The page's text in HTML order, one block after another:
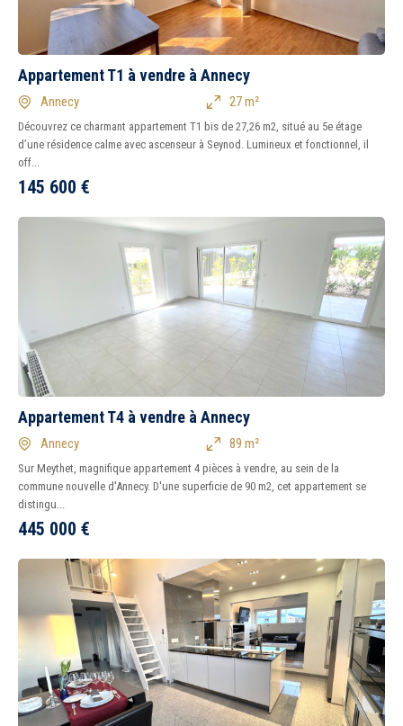
3 4 5 6
10 km
Appartement T1 à vendre à Annecy
Annecy 27 m²
Découvrez ce charmant appartement T1 bis de 27,26 m2, situé au 5e étage
d’une résidence calme avec ascenseur à Seynod. Lumineux et fonctionnel, il
off...
145 600 €
Appartement T4 à vendre à Annecy
Annecy 89 m²
Sur Meythet, magnifique appartement 4 pièces à vendre, au sein de la
commune nouvelle d'Annecy. D'une superficie de 90 m2, cet appartement se
distingu...
445 000 €